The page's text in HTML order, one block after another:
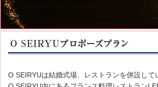
O SEIRYUは結婚式場、レストランを併設して